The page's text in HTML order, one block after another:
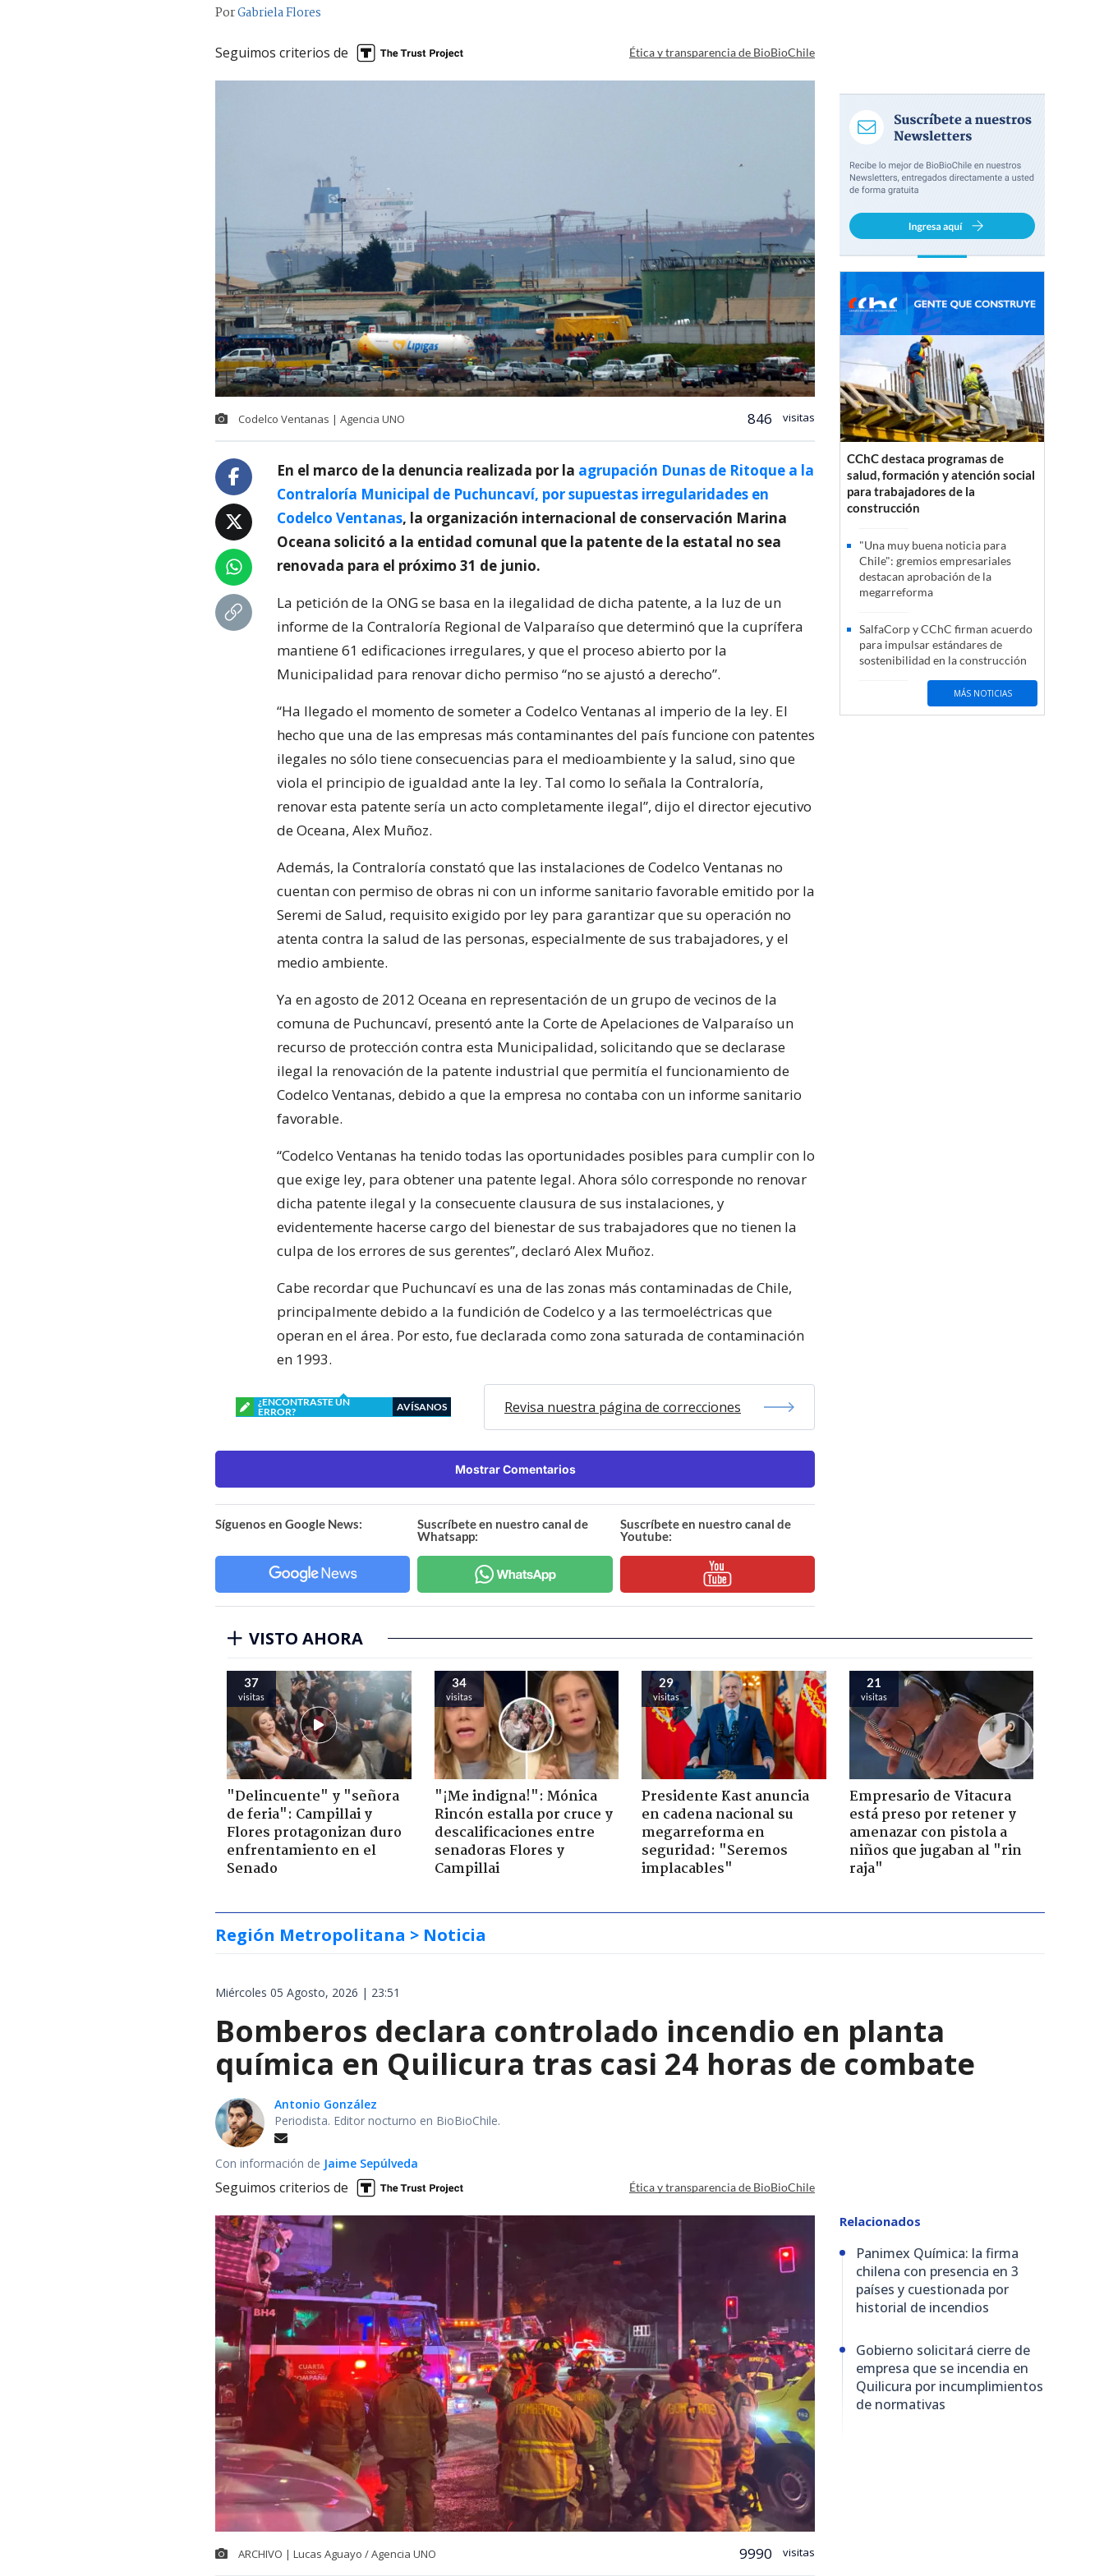
PorGabriela Flores
Seguimos criterios de Ética y transparencia de BioBioChile
Codelco Ventanas | Agencia UNO 846 visitas
En el marco de la denuncia realizada por la agrupación Dunas de Ritoque a la
Contraloría Municipal de Puchuncaví, por supuestas irregularidades en
Codelco Ventanas, la organización internacional de conservación Marina
Oceana solicitó a la entidad comunal que la patente de la estatal no sea
renovada para el próximo 31 de junio.
La petición de la ONG se basa en la ilegalidad de dicha patente, a la luz de un
informe de la Contraloría Regional de Valparaíso que determinó que la cuprífera
mantiene 61 edificaciones irregulares, y que el proceso abierto por la
Municipalidad para renovar dicho permiso “no se ajustó a derecho”.
“Ha llegado el momento de someter a Codelco Ventanas al imperio de la ley. El
hecho que una de las empresas más contaminantes del país funcione con patentes
ilegales no sólo tiene consecuencias para el medioambiente y la salud, sino que
viola el principio de igualdad ante la ley. Tal como lo señala la Contraloría,
renovar esta patente sería un acto completamente ilegal”, dijo el director ejecutivo
de Oceana, Alex Muñoz.
Además, la Contraloría constató que las instalaciones de Codelco Ventanas no
cuentan con permiso de obras ni con un informe sanitario favorable emitido por la
Seremi de Salud, requisito exigido por ley para garantizar que su operación no
atenta contra la salud de las personas, especialmente de sus trabajadores, y el
medio ambiente.
Ya en agosto de 2012 Oceana en representación de un grupo de vecinos de la
comuna de Puchuncaví, presentó ante la Corte de Apelaciones de Valparaíso un
recurso de protección contra esta Municipalidad, solicitando que se declarase
ilegal la renovación de la patente industrial que permitía el funcionamiento de
Codelco Ventanas, debido a que la empresa no contaba con un informe sanitario
favorable.
“Codelco Ventanas ha tenido todas las oportunidades posibles para cumplir con lo
que exige ley, para obtener una patente legal. Ahora sólo corresponde no renovar
dicha patente ilegal y la consecuente clausura de sus instalaciones, y
evidentemente hacerse cargo del bienestar de sus trabajadores que no tienen la
culpa de los errores de sus gerentes”, declaró Alex Muñoz.
Cabe recordar que Puchuncaví es una de las zonas más contaminadas de Chile,
principalmente debido a la fundición de Codelco y a las termoeléctricas que
operan en el área. Por esto, fue declarada como zona saturada de contaminación
en 1993.
¿ENCONTRASTE UN
ERROR?
AVÍSANOS Revisa nuestra página de correcciones
Mostrar Comentarios
Síguenos en Google News:
Suscríbete en nuestro canal de
Whatsapp:
Suscríbete en nuestro canal de
Youtube:
CChC destaca programas de
salud, formación y atención social
para trabajadores de la
construcción
"Una muy buena noticia para
Chile": gremios empresariales
destacan aprobación de la
megarreforma
SalfaCorp y CChC firman acuerdo
para impulsar estándares de
sostenibilidad en la construcción
MÁS NOTICIAS
VISTO AHORA
37
visitas
"Delincuente" y "señora
de feria": Campillai y
Flores protagonizan duro
enfrentamiento en el
Senado
34
visitas
"¡Me indigna!": Mónica
Rincón estalla por cruce y
descalificaciones entre
senadoras Flores y
Campillai
29
visitas
Presidente Kast anuncia
en cadena nacional su
megarreforma en
seguridad: "Seremos
implacables"
21
visitas
Empresario de Vitacura
está preso por retener y
amenazar con pistola a
niños que jugaban al "rin
raja"
Región Metropolitana > Noticia
Miércoles 05 Agosto, 2026 | 23:51
Bomberos declara controlado incendio en planta
química en Quilicura tras casi 24 horas de combate
Antonio González
Periodista. Editor nocturno en BioBioChile.
Con información de Jaime Sepúlveda
Seguimos criterios de Ética y transparencia de BioBioChile
ARCHIVO | Lucas Aguayo / Agencia UNO 9990 visitas
Relacionados
Panimex Química: la firma
chilena con presencia en 3
países y cuestionada por
historial de incendios
Gobierno solicitará cierre de
empresa que se incendia en
Quilicura por incumplimientos
de normativas